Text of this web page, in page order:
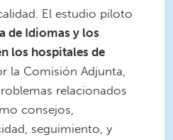
El estudio piloto
de Idiomas y los
los hospitales de
la Comisión Adjunta,
relacionados
consejos,
seguimiento, y